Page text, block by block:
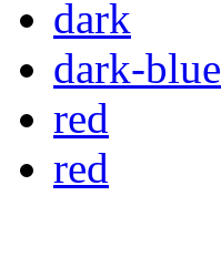
dark
dark-blue
red
red